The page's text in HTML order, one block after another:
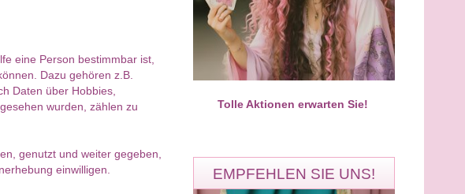
bin für dich
und
Bewertungen: 2
Erfahrener Hellsichtiger Skorpion ,
ich berate ehrlich und
einfühlsam.Ich e
PIN: 494
Bewertungen: 2
Hallo du Liebe Seele, 20 Jahre
spirituell Erfahrung
eine Person bestimmbar ist,
Dazu gehören z.B.
Daten über Hobbies,
wurden, zählen zu
genutzt und weiter gegeben,
einwilligen.
Tolle Aktionen erwarten Sie!
EMPFEHLEN SIE UNS!